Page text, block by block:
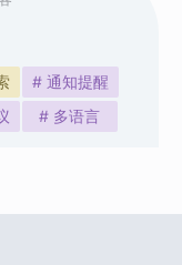
# 通知提醒
# 多语言